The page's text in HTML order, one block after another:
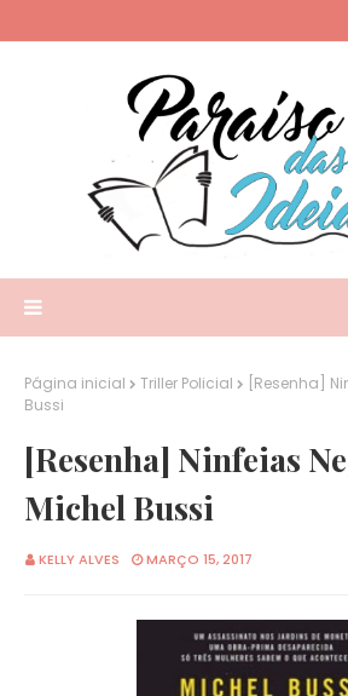
Página inicial Triller Policial
[Resenha]
Bussi
[Resenha] Ninfeias
Michel Bussi
KELLY ALVES MARÇO 15, 2017